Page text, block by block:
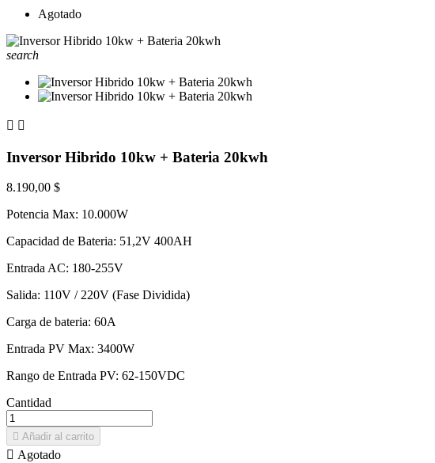
Agotado
search
 
Inversor Hibrido 10kw + Bateria 20kwh
8.190,00 $
Potencia Max: 10.000W
Capacidad de Bateria: 51,2V 400AH
Entrada AC: 180-255V
Salida: 110V / 220V (Fase Dividida)
Carga de bateria: 60A
Entrada PV Max: 3400W
Rango de Entrada PV: 62-150VDC
Cantidad
 Añadir al carrito
 Agotado